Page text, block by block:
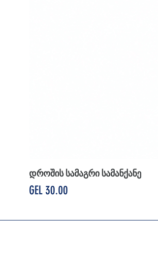
დროშის სამაგრი სამანქანე
Price
GEL 30.00